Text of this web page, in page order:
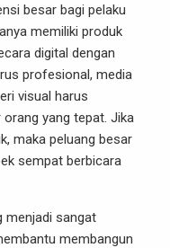
besar bagi pelaku
memiliki produk
digital dengan
profesional, media
visual harus
yang tepat. Jika
maka peluang besar
sempat berbicara
menjadi sangat
membangun